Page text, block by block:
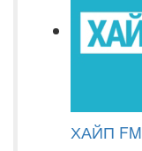
ХАЙП FM